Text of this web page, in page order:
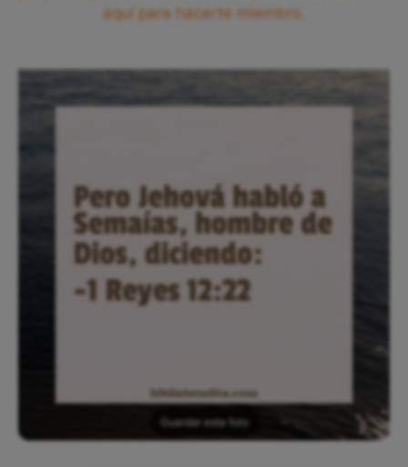
aquí para hacerte miembro.
Guardar esta foto